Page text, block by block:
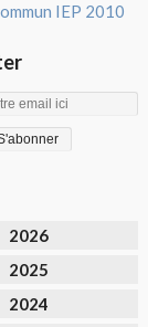
IEP 2010
2026
2025
2024